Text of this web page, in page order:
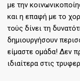
με την
και η επαφή με το
τούς δίνει τη
δημιουργήσουν
είμαστε ομάδα! Δεν
ιδιαίτερα στις